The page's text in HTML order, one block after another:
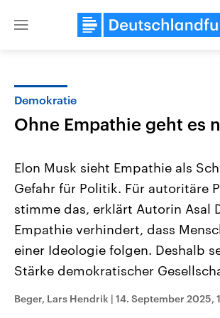
Close
Landtagswahl Sachsen-Anhalt
Alle Informationen
September 2026 einen neuen
Landtag. Seit 2021 wird das
USA
den
Demokratie
Ohne Empathie geht es
Elon Musk sieht Empathie als
Gefahr für Politik. Für autoritäre
stimme das, erklärt Autorin Asal
Empathie verhindert, dass
einer Ideologie folgen. Deshalb
Stärke demokratischer
Beger, Lars Hendrik | 14. September 2025,